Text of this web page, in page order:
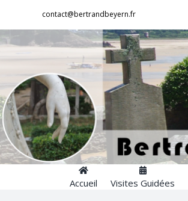
contenu
contact@bertrandbeyern.fr
Accueil Visites Guidées